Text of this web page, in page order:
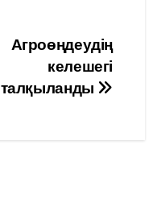
Агроөңдеудің
келешегі
талқыланды